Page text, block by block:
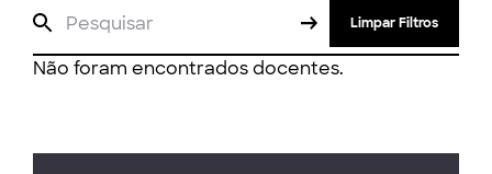
Limpar Filtros
Não foram encontrados docentes.